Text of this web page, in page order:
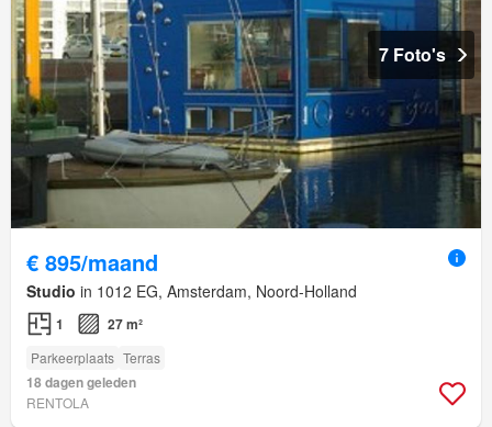
7 Foto's
€ 895/maand
Studio in 1012 EG, Amsterdam, Noord-Holland
1 27 m²
Parkeerplaats Terras
18 dagen geleden
RENTOLA